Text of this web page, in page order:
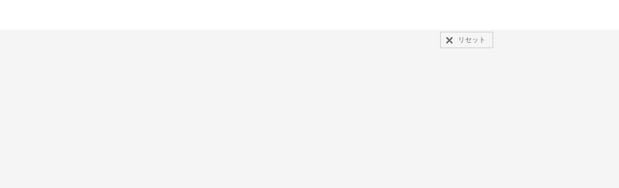
リセット